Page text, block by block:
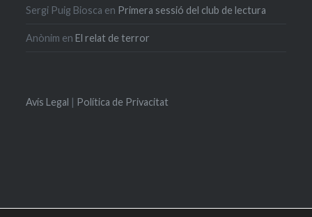
Sergi Puig Biosca en Primera sessió del club de lectura
Anònim enEl relat de terror
Avís Legal | Política de Privacitat